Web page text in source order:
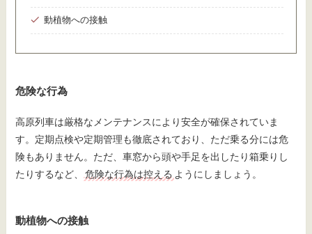
動植物への接触
危険な行為
高原列車は厳格なメンテナンスにより安全が確保されていま
す。定期点検や定期管理も徹底されており、ただ乗る分には危
険もありません。ただ、車窓から頭や手足を出したり箱乗りし
たりするなど、
危険な行為は控える ようにしましょう。
動植物への接触